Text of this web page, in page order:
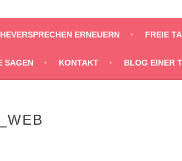
ERNEUERN FREIE
SAGEN KONTAKT BLOG EINER